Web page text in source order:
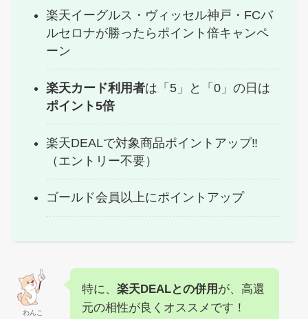
楽天イーグルス・ヴィッセル神戸・FCバ
ルセロナが勝ったらポイント倍キャンペ
ーン
楽天カード利用者は「5」と「0」の日は
ポイント5倍
楽天DEALで対象商品ポイントアップ‼︎
（エントリー不要）
ゴールド会員以上にポイントアップ
わんこ
特に、 楽天DEALとの併用 が、高還
元の相性が良くオススメです！